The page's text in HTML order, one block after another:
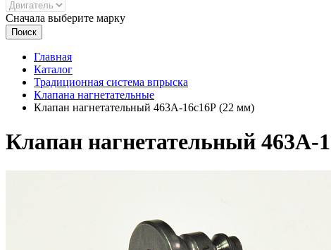
Сначала выберите марку
Поиск
Главная
Каталог
Традиционная система впрыска
Клапана нагнетательные
Клапан нагнетательный 463А-16с16Р (22 мм)
Клапан нагнетательный 463А-